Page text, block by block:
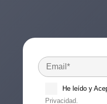
He leído y
Privacidad.